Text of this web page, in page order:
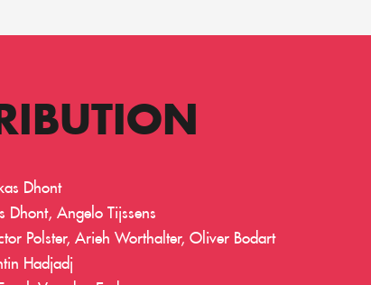
Dhont
Dhont, Angelo Tijssens
Polster, Arieh Worthalter, Oliver Bodart
Hadjadj